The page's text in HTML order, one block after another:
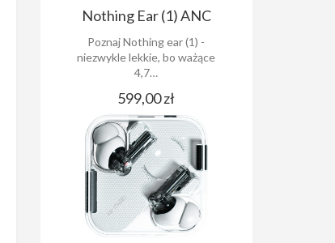
Nothing Ear (1) ANC
Poznaj Nothing ear (1) -
niezwykle lekkie, bo ważące
4,7…
599,00 zł